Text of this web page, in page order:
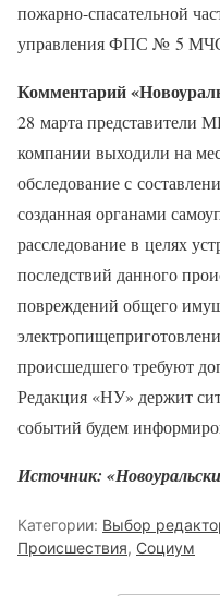
пожарно-­спасательной
управления ФПС № 5 МЧС
Комментарий
28 марта
компании выходили на
обследование с
созданная органами
расследование в целях
последствий данного
повреждений общего
происшедшего требуют
Редакция «НУ» держит
событий будем
Источник:
Категории: Выбор
Происшествия, Социум